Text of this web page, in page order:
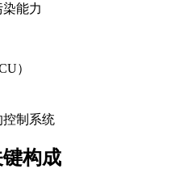
能力
）
控制系统
构成